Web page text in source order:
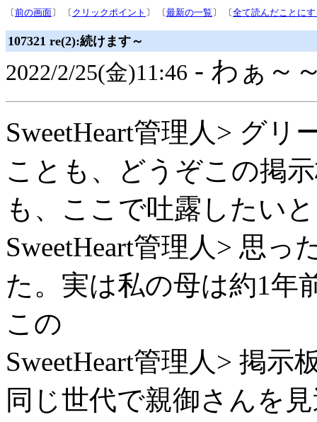
〔前の画面〕 〔 クリックポイント 〕 〔最新の一覧 〕 〔全て読んだことに
107321 re(2):続けます～
2022/2/25(金)11:46 - わぁ～
SweetHeart管理人> グリ
ことも、どうぞこの掲
も、ここで吐露したいと
SweetHeart管理人> 思
た。実は私の母は約1年
この
SweetHeart管理人> 掲
同じ世代で親御さんを